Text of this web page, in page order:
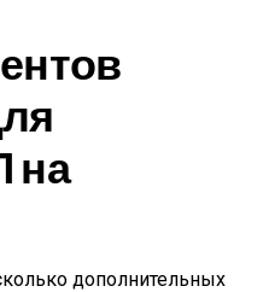
на
дополнительных